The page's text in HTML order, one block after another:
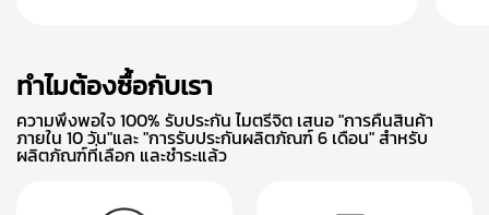
ทำไมต้องซื้อกับเรา
ความพึงพอใจ 100% รับประกัน ไมตรีจิต เสนอ "การคืนสินค้า
ภายใน 10 วัน"และ "การรับประกันผลิตภัณฑ์ 6 เดือน" สำหรับ
ผลิตภัณฑ์ที่เลือก และชำระแล้ว